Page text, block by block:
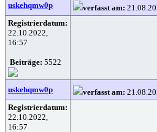
uskehqmw0p verfasst am:
Registrierdatum:
22.10.2022,
16:57
Beiträge: 5522
uskehqmw0p verfasst am:
Registrierdatum:
22.10.2022,
16:57